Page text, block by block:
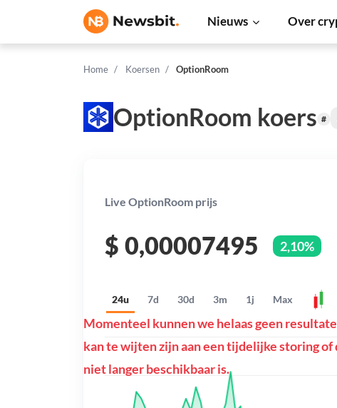
Nieuws Over
Home Koersen OptionRoom
OptionRoom koers #
Live OptionRoom prijs
$ 0,00007495 2,10%
24u 7d 30d 3m 1j Max
Momenteel kunnen we helaas geen
kan te wijten zijn aan een tijdelijke storing
niet langer beschikbaar is.